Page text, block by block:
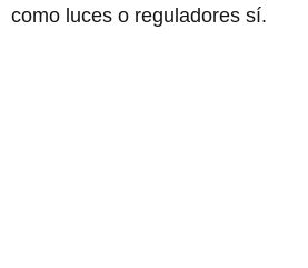
como luces o reguladores sí.